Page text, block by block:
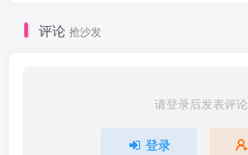
评论 抢沙发
请登录后发表评论
登录